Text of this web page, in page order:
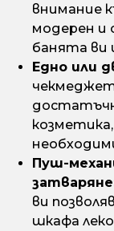
внимание
модерен и
банята ви
Едно или
Пуш-
ви
шкафа